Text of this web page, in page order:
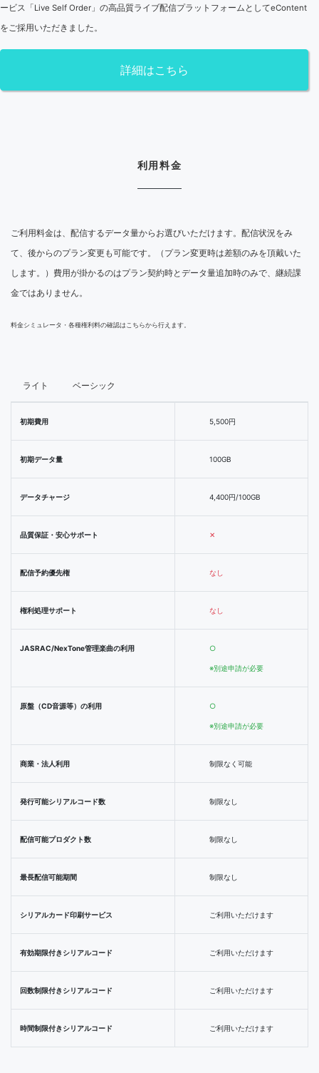
ービス「Live Self Order」の高品質ライブ配信プラットフォームとしてeContent
をご採用いただきました。
詳細はこちら
利用料金
ご利用料金は、配信するデータ量からお選びいただけます。配信状況をみ
て、後からのプラン変更も可能です。（プラン変更時は差額のみを頂戴いた
します。）費用が掛かるのはプラン契約時とデータ量追加時のみで、継続課
金ではありません。
料金シミュレータ・各種権利料の確認はこちらから行えます。
ライト ベーシック
初期費用 5,500円
初期データ量 100GB
データチャージ 4,400円/100GB
品質保証・安心サポート ✕
配信予約優先権 なし
権利処理サポート なし
JASRAC/NexTone管理楽曲の利用 ○
※別途申請が必要
原盤（CD音源等）の利用 ○
※別途申請が必要
商業・法人利用 制限なく可能
発行可能シリアルコード数 制限なし
配信可能プロダクト数 制限なし
最長配信可能期間 制限なし
シリアルカード印刷サービス ご利用いただけます
有効期限付きシリアルコード ご利用いただけます
回数制限付きシリアルコード ご利用いただけます
時間制限付きシリアルコード ご利用いただけます